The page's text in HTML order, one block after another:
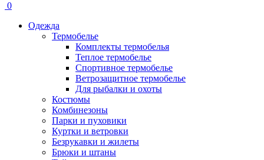
0
Одежда
Термобелье
Комплекты термобелья
Теплое термобелье
Спортивное термобелье
Ветрозащитное термобелье
Для рыбалки и охоты
Костюмы
Комбинезоны
Парки и пуховики
Куртки и ветровки
Безрукавки и жилеты
Брюки и штаны